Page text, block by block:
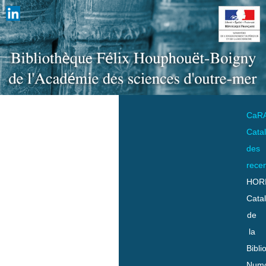
des
de
la